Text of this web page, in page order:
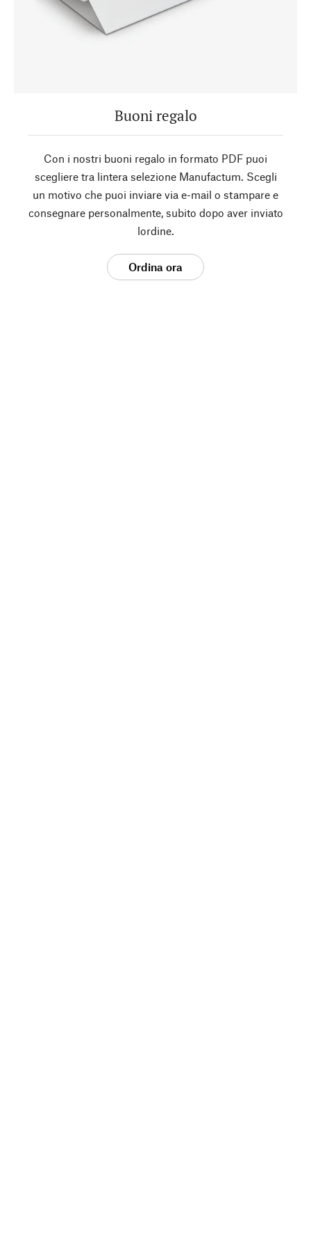
Buoni regalo
Con i nostri buoni regalo in formato PDF puoi
scegliere tra lintera selezione Manufactum. Scegli
un motivo che puoi inviare via e-mail o stampare e
consegnare personalmente, subito dopo aver inviato
lordine.
Ordina ora